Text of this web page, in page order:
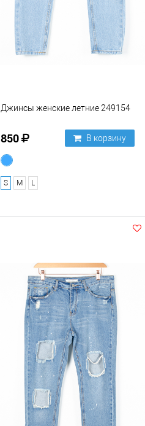
Джинсы женские летние 249154
850 В корзину
S M L